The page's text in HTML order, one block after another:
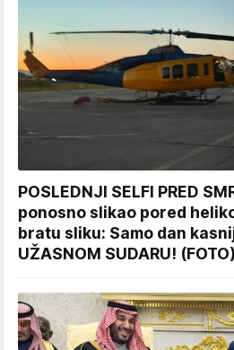
POSLEDNJI SELFI PRED
ponosno slikao pored
bratu sliku: Samo dan
UŽASNOM SUDARU! (FOTO)